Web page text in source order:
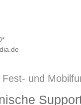
und